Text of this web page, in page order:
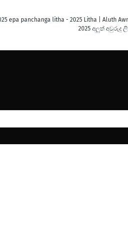
epa panchanga litha - 2025 Litha | Aluth
2025 අලුත් අවුරුදු